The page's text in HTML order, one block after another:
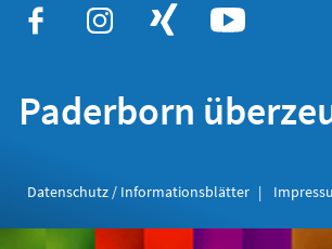
Paderborn
Datenschutz / Informationsblätter